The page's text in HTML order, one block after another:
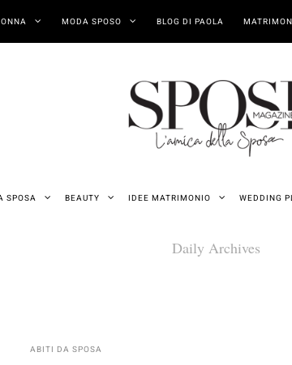
MODA SPOSO BLOG DI PAOLA
SPOSA BEAUTY IDEE MATRIMONIO WEDDING
Daily Archives
ABITI DA SPOSA